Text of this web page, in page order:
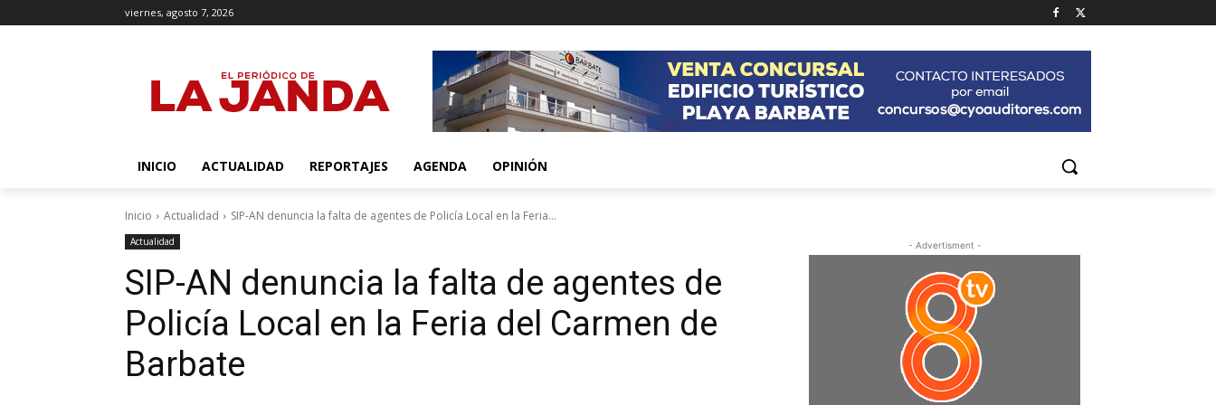
viernes, agosto 7, 2026
INICIO ACTUALIDAD REPORTAJES AGENDA OPINIÓN
Inicio Actualidad SIP-AN denuncia la falta de agentes de Policía Local en la Feria...
Actualidad
SIP-AN denuncia la falta de agentes de
Policía Local en la Feria del Carmen de
Barbate
- Advertisment -